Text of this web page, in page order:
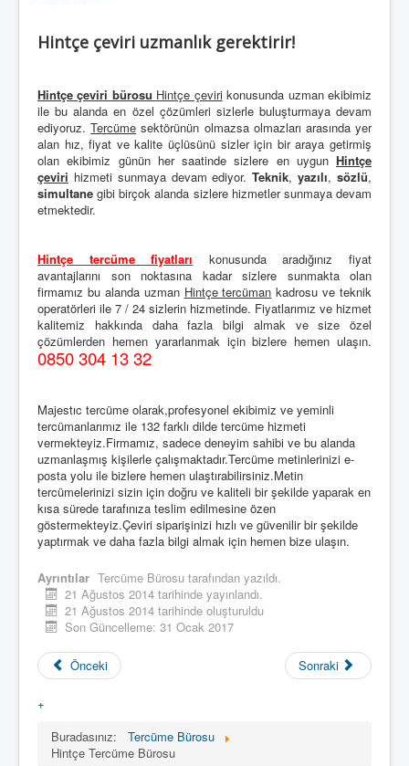
Hintçe çeviri uzmanlık gerektirir!
Hintçe çeviri bürosu Hintçe çevirikonusunda uzman ekibimiz
ile bu alanda en özel çözümleri sizlerle buluşturmaya devam
ediyoruz.Tercüme sektörünün olmazsa olmazları arasında yer
alan hız, fiyat ve kalite üçlüsünü sizler için bir araya getirmiş
olan ekibimiz günün her saatinde sizlere en uygun Hintçe
çeviri hizmeti sunmaya devam ediyor.Teknik,yazılı,sözlü,
simultane gibi birçok alanda sizlere hizmetler sunmaya devam
etmektedir.
Hintçe tercüme fiyatları konusunda aradığınız fiyat
avantajlarını son noktasına kadar sizlere sunmakta olan
firmamız bu alanda uzman Hintçe tercüman kadrosu ve teknik
operatörleri ile 7 / 24 sizlerin hizmetinde. Fiyatlarımız ve hizmet
kalitemiz hakkında daha fazla bilgi almak ve size özel
çözümlerden hemen yararlanmak için bizlere hemen ulaşın.
0850 304 13 32
Majestıc tercüme olarak,profesyonel ekibimiz ve yeminli
tercümanlarımız ile 132 farklı dilde tercüme hizmeti
vermekteyiz.Firmamız, sadece deneyim sahibi ve bu alanda
uzmanlaşmış kişilerle çalışmaktadır.Tercüme metinlerinizi e-
posta yolu ile bizlere hemen ulaştırabilirsiniz.Metin
tercümelerinizi sizin için doğru ve kaliteli bir şekilde yaparak en
kısa sürede tarafınıza teslim edilmesine özen
göstermekteyiz.Çeviri siparişinizi hızlı ve güvenilir bir şekilde
yaptırmak ve daha fazla bilgi almak için hemen bize ulaşın.
Ayrıntılar Tercüme Bürosu tarafından yazıldı.
21 Ağustos 2014 tarihinde yayınlandı.
21 Ağustos 2014 tarihinde oluşturuldu
Son Güncelleme: 31 Ocak 2017
Önceki Sonraki
+
Buradasınız:
Tercüme Bürosu
Hintçe Tercüme Bürosu